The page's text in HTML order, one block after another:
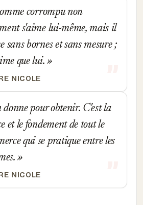
corrompu non
s'aime lui-même, mais il
sans bornes et sans mesure ;
que lui.
NICOLE
pour obtenir. C'est la
et le fondement de tout le
qui se pratique entre les
NICOLE